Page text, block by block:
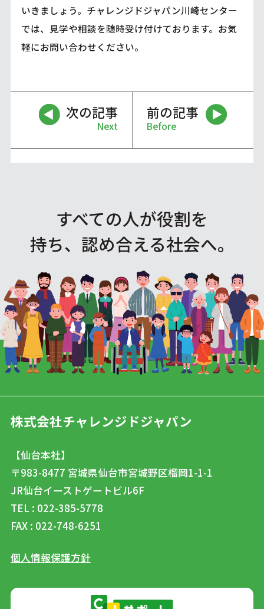
いきましょう。チャレンジドジャパン川崎センター
では、見学や相談を随時受け付けております。お気
軽にお問い合わせください。
次の記事
Next
前の記事
Before
すべての人が役割を
持ち、認め合える社会へ。
株式会社チャレンジドジャパン
【仙台本社】
〒983-8477 宮城県仙台市宮城野区榴岡1-1-1
JR仙台イーストゲートビル6F
TEL : 022-385-5778
FAX : 022-748-6251
個人情報保護方針